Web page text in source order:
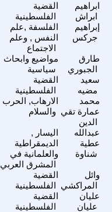
القضية
الفلسطينية
ابراهيم
ابراش
الفلسفة ,علم
النفس , وعلم
الاجتماع
إبراهيم
جركس
مواضيع وابحاث
سياسية
طارق
الجبوري
القضية
الفلسطينية
سعيد
مضيه
الارهاب, الحرب
والسلام
محمد
عمارة تقي
الدين
اليسار ,
الديمقراطية
والعلمانية في
المشرق العربي
عبدالله
عطية
شناوة
القضية
الفلسطينية
وائل
المراكشي
القضية
الفلسطينية
عليان
عليان